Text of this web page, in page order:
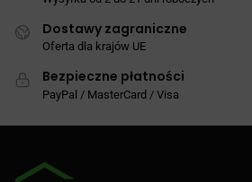
Dostawy zagraniczne
Oferta dla krajów UE
Bezpieczne płatności
PayPal / MasterCard / Visa